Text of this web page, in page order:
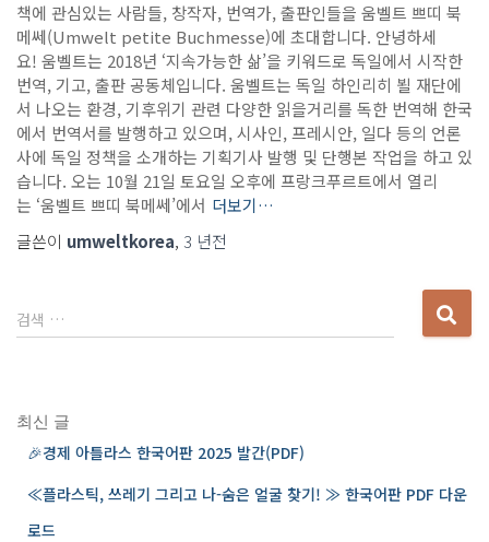
책에 관심있는 사람들, 창작자, 번역가, 출판인들을 움벨트 쁘띠 북
메쎄(Umwelt petite Buchmesse)에 초대합니다. 안녕하세
요! 움벨트는 2018년 ‘지속가능한 삶’을 키워드로 독일에서 시작한
번역, 기고, 출판 공동체입니다. 움벨트는 독일 하인리히 뵐 재단에
서 나오는 환경, 기후위기 관련 다양한 읽을거리를 독한 번역해 한국
에서 번역서를 발행하고 있으며, 시사인, 프레시안, 일다 등의 언론
사에 독일 정책을 소개하는 기획기사 발행 및 단행본 작업을 하고 있
습니다. 오는 10월 21일 토요일 오후에 프랑크푸르트에서 열리
는 ‘움벨트 쁘띠 북메쎄’에서 더보기…
글쓴이 umweltkorea, 3 년전
검색 …
최신 글
🎉경제 아틀라스 한국어판 2025 발간(PDF)
≪플라스틱, 쓰레기 그리고 나-숨은 얼굴 찾기! ≫ 한국어판 PDF 다운
로드